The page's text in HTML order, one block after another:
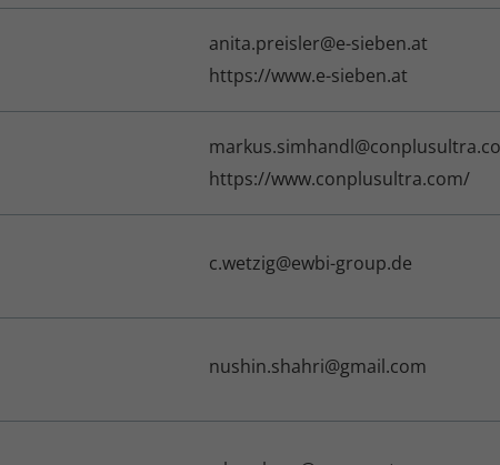
anita.preisler@e-sieben.at
https://www.e-sieben.at
https://www.conplusultra.com/
c.wetzig@ewbi-group.de
nushin.shahri@gmail.com